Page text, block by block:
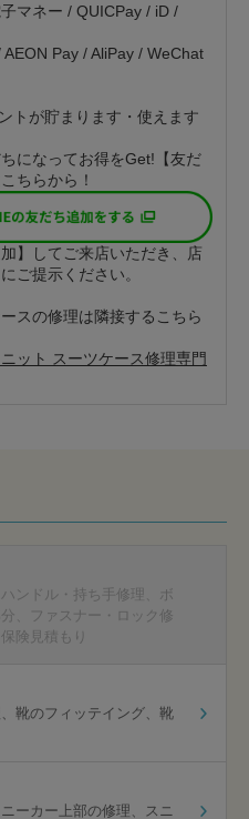
子マネー / QUICPay / iD /
AEON Pay / AliPay / WeChat
トが貯まります・使えます
になってお得をGet!【友だ
ちらから！
加】してご来店いただき、店
ご提示ください。
スの修理は隣接するこちら
ット スーツケース修理専門
ハンドル・持ち手修理
ボ
ファスナー・ロック修
保険見積もり
靴のフィッテイング
靴
ーカー上部の修理
スニ